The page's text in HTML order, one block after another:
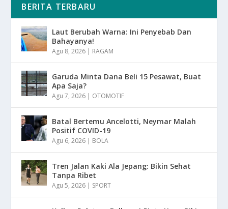
BERITA TERBARU
Laut Berubah Warna: Ini Penyebab Dan
Bahayanya!
Agu 8, 2026 | RAGAM
Garuda Minta Dana Beli 15 Pesawat, Buat
Apa Saja?
Agu 7, 2026 | OTOMOTIF
Batal Bertemu Ancelotti, Neymar Malah
Positif COVID-19
Agu 6, 2026 | BOLA
Tren Jalan Kaki Ala Jepang: Bikin Sehat
Tanpa Ribet
Agu 5, 2026 | SPORT